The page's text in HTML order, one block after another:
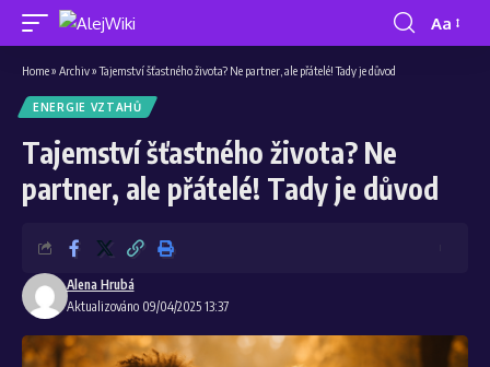
Aa
Home» Archiv»Tajemství šťastného života? Ne partner, ale přátelé! Tady je důvod
ENERGIE VZTAHŮ
Tajemství šťastného života? Ne
partner, ale přátelé! Tady je důvod
Aktualizováno 09/04/2025 13:37
Alena Hrubá